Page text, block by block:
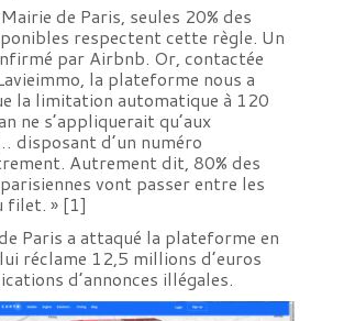
de Paris, seules 20% des
respectent cette règle. Un
par Airbnb. Or, contactée
la plateforme nous a
la limitation automatique à 120
ne s’appliquerait qu’aux
disposant d’un numéro
Autrement dit, 80% des
vont passer entre les
filet. » [1]
Paris a attaqué la plateforme en
réclame 12,5 millions d’euros
d’annonces illégales.